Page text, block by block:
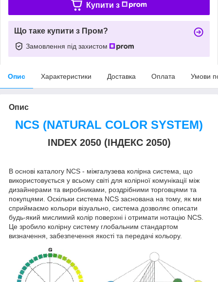
Купити з
Що таке купити з Пром?
Замовлення під захистом
Опис Характеристики Доставка Оплата Умови
Опис
NCS (NATURAL COLOR SYSTEM)
INDEX 2050 (ІНДЕКС 2050)
В основі каталогу NCS - міжгалузева колірна система, що
використовується у всьому світі для колірної комунікації між
дизайнерами та виробниками, роздрібними торговцями та
покупцями. Оскільки система NCS заснована на тому, як ми
сприймаємо кольори візуально, система дозволяє описати
будь-який мислимий колір поверхні і отримати нотацію NCS.
Це зробило колірну систему глобальним стандартом
визначення, забезпечення якості та передачі кольору.